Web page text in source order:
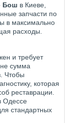
Бош в Киеве,
запчасти по
в максимально
расходы.
и требует
сумма
Чтобы
которая
реставрации.
Одессе
стандартных